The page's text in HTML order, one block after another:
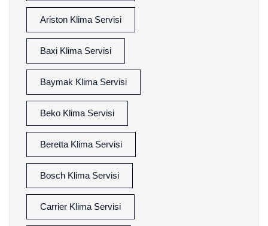
Ariston Klima Servisi
Baxi Klima Servisi
Baymak Klima Servisi
Beko Klima Servisi
Beretta Klima Servisi
Bosch Klima Servisi
Carrier Klima Servisi